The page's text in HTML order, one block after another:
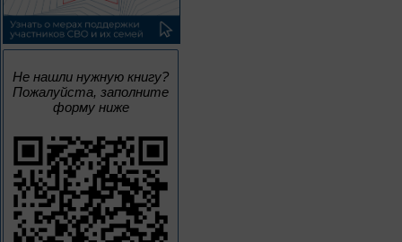
Не нашли нужную книгу?
Пожалуйста, заполните
форму ниже